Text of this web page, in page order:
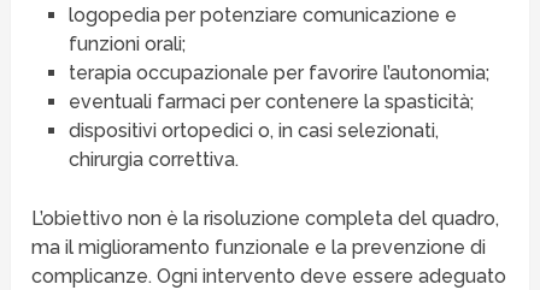
logopedia per potenziare comunicazione e
funzioni orali;
terapia occupazionale per favorire l’autonomia;
eventuali farmaci per contenere la spasticità;
dispositivi ortopedici o, in casi selezionati,
chirurgia correttiva.
L’obiettivo non è la risoluzione completa del quadro,
ma il miglioramento funzionale e la prevenzione di
complicanze. Ogni intervento deve essere adeguato